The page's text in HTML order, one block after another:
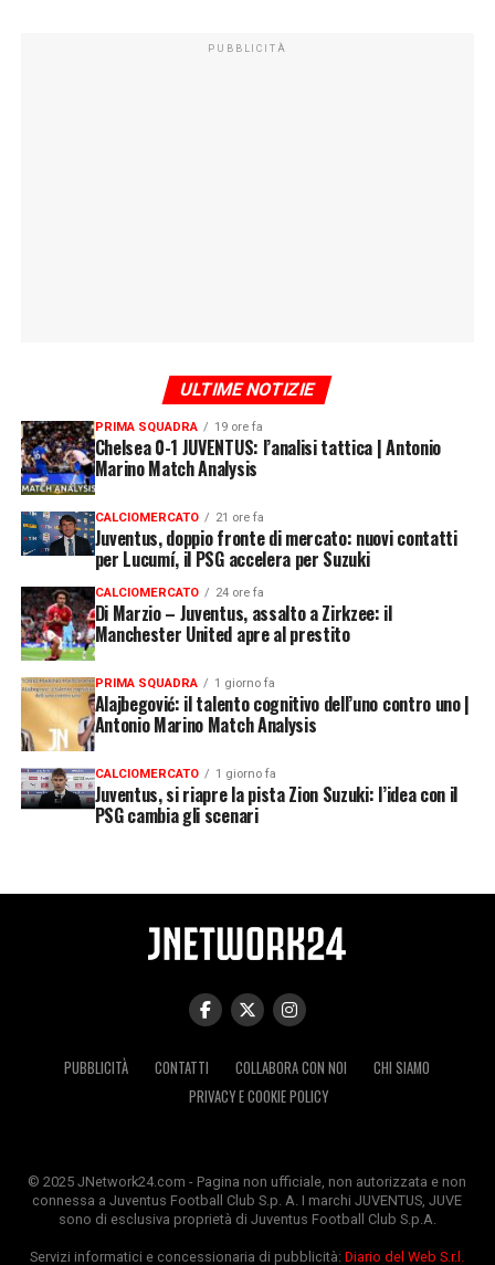
PUBBLICITÀ
ULTIME NOTIZIE
PRIMA SQUADRA 19 ore fa
Chelsea 0-1 JUVENTUS: l’analisi tattica | Antonio
Marino Match Analysis
CALCIOMERCATO 21 ore fa
Juventus, doppio fronte di mercato: nuovi contatti
per Lucumí, il PSG accelera per Suzuki
CALCIOMERCATO 24 ore fa
Di Marzio – Juventus, assalto a Zirkzee: il
Manchester United apre al prestito
PRIMA SQUADRA 1 giorno fa
Alajbegović: il talento cognitivo dell’uno contro uno |
Antonio Marino Match Analysis
CALCIOMERCATO 1 giorno fa
Juventus, si riapre la pista Zion Suzuki: l’idea con il
PSG cambia gli scenari
PUBBLICITÀ CONTATTI COLLABORA CON NOI
CHI SIAMO
PRIVACY E COOKIE POLICY
© 2025 JNetwork24.com - Pagina non ufficiale, non autorizzata e non
connessa a Juventus Football Club S.p. A. I marchi JUVENTUS, JUVE
sono di esclusiva proprietà di Juventus Football Club S.p.A.
Servizi informatici e concessionaria di pubblicità:Diario del Web S.r.l.